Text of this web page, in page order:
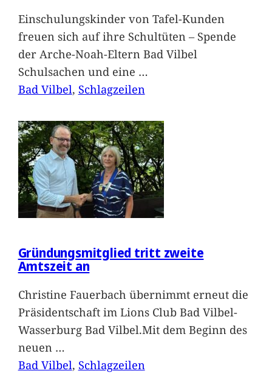
Einschulungskinder von Tafel-Kunden
freuen sich auf ihre Schultüten – Spende
der Arche-Noah-Eltern Bad Vilbel
Schulsachen und eine …
Bad Vilbel, Schlagzeilen
Gründungsmitglied tritt zweite
Amtszeit an
Christine Fauerbach übernimmt erneut die
Präsidentschaft im Lions Club Bad Vilbel-
Wasserburg Bad Vilbel.Mit dem Beginn des
neuen …
Bad Vilbel, Schlagzeilen